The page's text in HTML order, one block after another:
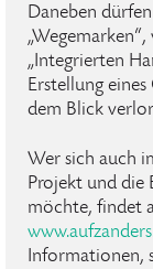
Daneben
„Integrierten
Erstellung
dem Blick
Wer sich auch
Projekt und die
möchte, findet
Informationen,